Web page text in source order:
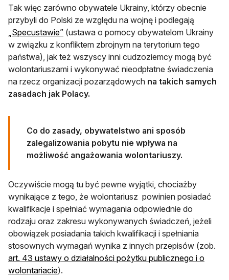
Tak więc zarówno obywatele Ukrainy, którzy obecnie
przybyli do Polski ze względu na wojnę i podlegają
„Specustawie” (ustawa o pomocy obywatelom Ukrainy
w związku z konfliktem zbrojnym na terytorium tego
państwa), jak też wszyscy inni cudzoziemcy mogą być
wolontariuszami i wykonywać nieodpłatne świadczenia
na rzecz organizacji pozarządowych na takich samych
zasadach jak Polacy.
Co do zasady, obywatelstwo ani sposób
zalegalizowania pobytu nie wpływa na
możliwość angażowania wolontariuszy.
Oczywiście mogą tu być pewne wyjątki, chociażby
wynikające z tego, że wolontariusz powinien posiadać
kwalifikacje i spełniać wymagania odpowiednie do
rodzaju oraz zakresu wykonywanych świadczeń, jeżeli
obowiązek posiadania takich kwalifikacji i spełniania
stosownych wymagań wynika z innych przepisów (zob.
art. 43 ustawy o działalności pożytku publicznego i o
wolontariacieotwiera się w nowej karcie
).